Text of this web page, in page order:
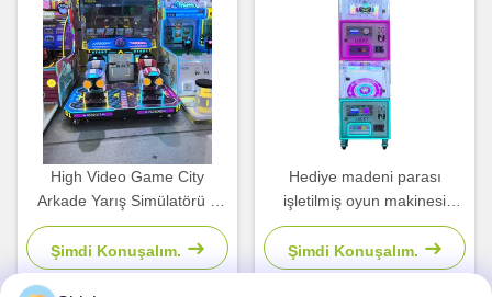
High Video Game City
Arkade Yarış Simülatörü 2
Oyuncu Otomatik Otomatik
Otomatik Otomatik Otomatik
Otomatik Otomatik Otomatik
Şimdi Konuşalım.
Hediye madeni parası
işletilmiş oyun makinesi
eğlence merkezleri için
fatura kabul edici
Şimdi Konuşalım.